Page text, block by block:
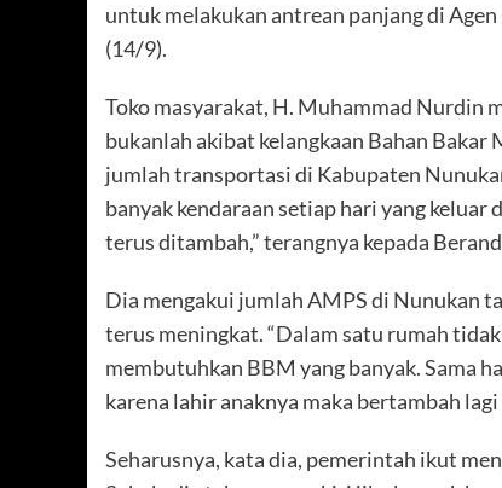
untuk melakukan antrean panjang di
(14/9).
Toko masyarakat, H. Muhammad Nurdin
bukanlah akibat kelangkaan Bahan
jumlah transportasi di Kabupaten
banyak kendaraan setiap hari yang
terus ditambah,” terangnya kepada
Dia mengakui jumlah AMPS di Nunukan
terus meningkat. “Dalam satu rumah
membutuhkan BBM yang banyak. Sama
karena lahir anaknya maka bertambah
Seharusnya, kata dia, pemerintah ikut